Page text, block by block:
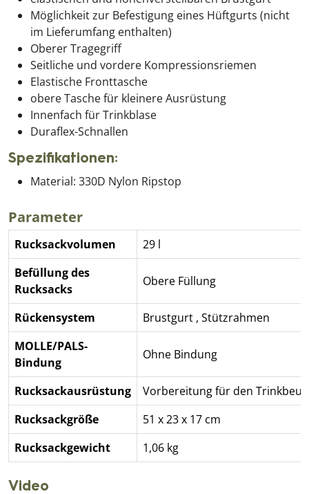
Möglichkeit zur Befestigung eines Hüftgurts (nicht
im Lieferumfang enthalten)
Oberer Tragegriff
Seitliche und vordere Kompressionsriemen
Elastische Fronttasche
obere Tasche für kleinere Ausrüstung
Innenfach für Trinkblase
Duraflex-Schnallen
Spezifikationen:
Material: 330D Nylon Ripstop
Parameter
Rucksackvolumen
29 l
Befüllung des
Rucksacks
Obere Füllung
Rückensystem Brustgurt , Stützrahmen
MOLLE/PALS-
Bindung
Ohne Bindung
Rucksackausrüstung
Vorbereitung für den
Rucksackgröße
51 x 23 x 17 cm
Rucksackgewicht
1,06 kg
Video